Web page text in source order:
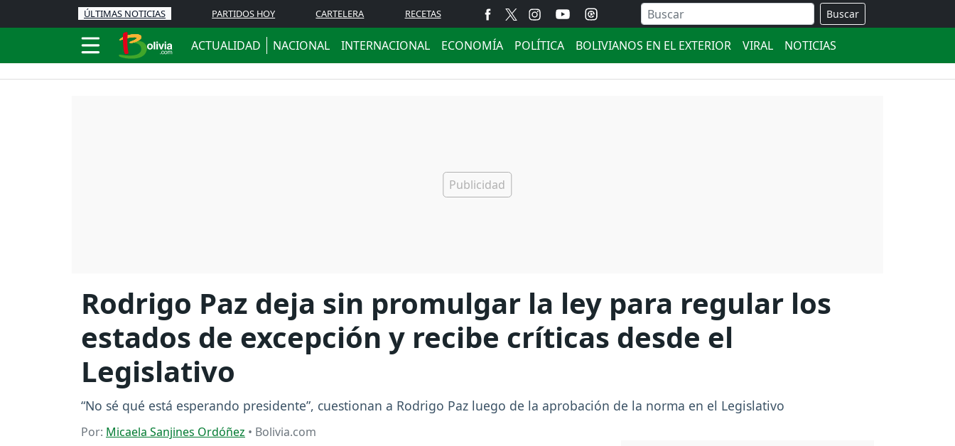
ÚLTIMAS NOTICIAS PARTIDOS HOY CARTELERA RECETAS Buscar
ACTUALIDAD NACIONAL INTERNACIONAL ECONOMÍA POLÍTICA BOLIVIANOS EN EL EXTERIOR VIRAL NOTICIAS
Rodrigo Paz deja sin promulgar la ley para regular los
estados de excepción y recibe críticas desde el
Legislativo
“No sé qué está esperando presidente”, cuestionan a Rodrigo Paz luego de la aprobación de la norma en el Legislativo
Por: Micaela Sanjines Ordóñez • Bolivia.com